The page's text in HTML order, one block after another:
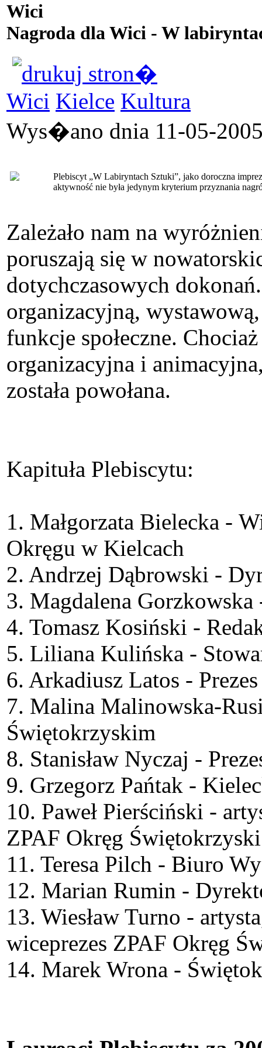
Wici
Nagroda dla Wici - W
Wici Kielce Kultura
Wys�ano dnia 11-05-
Plebiscyt „W Labiryntach Sztuki”, jako doroczna
aktywność nie była jedynym kryterium przyznania
Zależało nam na
poruszają się w
dotychczasowych
organizacyjną,
funkcje społeczne.
organizacyjna i
została powołana.
Kapituła Plebiscytu:
1. Małgorzata Bielecka -
Okręgu w Kielcach
2. Andrzej Dąbrowski -
3. Magdalena
4. Tomasz Kosiński -
5. Liliana Kulińska -
6. Arkadiusz Latos -
7. Malina Malinowska-
Świętokrzyskim
8. Stanisław Nyczaj -
9. Grzegorz Pańtak -
10. Paweł Pierściński -
ZPAF Okręg Świętokrzyski
11. Teresa Pilch - Biuro
12. Marian Rumin -
13. Wiesław Turno -
wiceprezes ZPAF Okręg
14. Marek Wrona -